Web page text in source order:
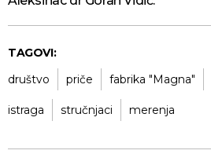
TAGOVI:
društvo
priče fabrika "Magna"
istraga stručnjaci merenja